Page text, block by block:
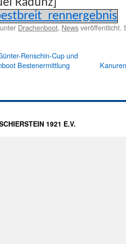
Radünz]
Drachenboot, Newsveröffentlicht.
Renschin-Cup und
Bestenermittlung
1921 E.V.